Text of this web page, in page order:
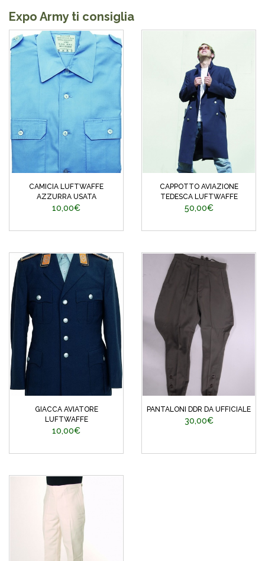
Expo Army ti consiglia
CAMICIA LUFTWAFFE
AZZURRA USATA
10,00€
CAPPOTTO AVIAZIONE
TEDESCA LUFTWAFFE
50,00€
GIACCA AVIATORE
LUFTWAFFE
10,00€
PANTALONI DDR DA UFFICIALE
30,00€